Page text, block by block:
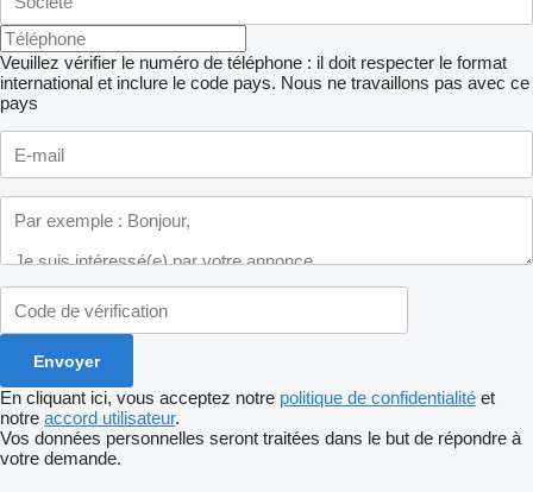
Veuillez vérifier le numéro de téléphone : il doit respecter le format
international et inclure le code pays. Nous ne travaillons pas avec ce
pays
En cliquant ici, vous acceptez notre politique de confidentialité et
notre accord utilisateur.
Vos données personnelles seront traitées dans le but de répondre à
votre demande.